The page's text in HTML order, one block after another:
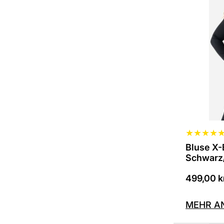
★★★★
Bluse
499,00
Varianten
erhältlich.
Optionen
MEHR